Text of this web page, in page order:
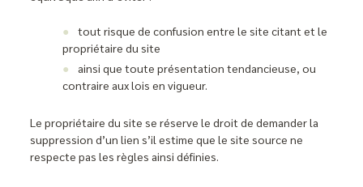
tout risque de confusion entre le site citant et le
propriétaire du site
ainsi que toute présentation tendancieuse, ou
contraire aux lois en vigueur.
Le propriétaire du site se réserve le droit de demander la
suppression d’un lien s’il estime que le site source ne
respecte pas les règles ainsi définies.